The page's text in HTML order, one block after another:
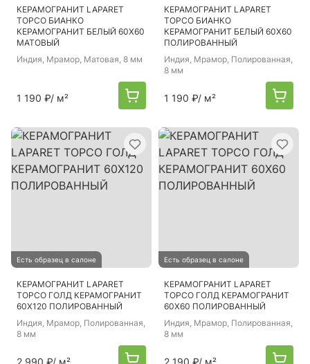
КЕРАМОГРАНИТ LAPARET
ТОРСО БИАНКО
КЕРАМОГРАНИТ БЕЛЫЙ 60Х60
МАТОВЫЙ
Индия, Мрамор, Матовая, 8 мм
1 190 ₽/ м²
КЕРАМОГРАНИТ LAPARET
ТОРСО БИАНКО
КЕРАМОГРАНИТ БЕЛЫЙ 60Х60
ПОЛИРОВАННЫЙ
Индия, Мрамор, Полированная,
8 мм
1 190 ₽/ м²
Есть образец в салоне
КЕРАМОГРАНИТ LAPARET
ТОРСО ГОЛД КЕРАМОГРАНИТ
60Х120 ПОЛИРОВАННЫЙ
Индия, Мрамор, Полированная,
8 мм
2 990 ₽/ м²
Есть образец в салоне
КЕРАМОГРАНИТ LAPARET
ТОРСО ГОЛД КЕРАМОГРАНИТ
60Х60 ПОЛИРОВАННЫЙ
Индия, Мрамор, Полированная,
8 мм
2 190 ₽/ м²